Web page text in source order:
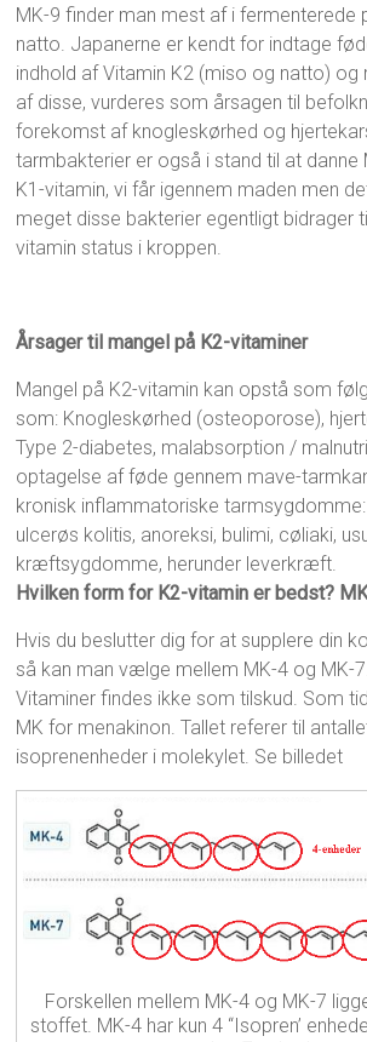
MK-9 finder man mest af i fermenterede
natto. Japanerne er kendt for indtage
indhold af Vitamin K2 (miso og natto) og
af disse, vurderes som årsagen til
forekomst af knogleskørhed og
tarmbakterier er også i stand til at danne
K1-vitamin, vi får igennem maden men
meget disse bakterier egentligt bidrager
vitamin status i kroppen.
Årsager til mangel på K2-vitaminer
Mangel på K2-vitamin kan opstå som
som: Knogleskørhed (osteoporose),
Type 2-diabetes, malabsorption /
optagelse af føde gennem mave-
kronisk inflammatoriske
ulcerøs kolitis, anoreksi, bulimi, cøliaki,
kræftsygdomme, herunder leverkræft.
Hvilken form for K2-vitamin er bedst?
Hvis du beslutter dig for at supplere din
så kan man vælge mellem MK-4 og MK-
Vitaminer findes ikke som tilskud. Som
MK for menakinon. Tallet referer til
isoprenenheder i molekylet. Se billedet
Forskellen mellem MK-4 og MK-7
stoffet. MK-4 har kun 4 “Isopren’